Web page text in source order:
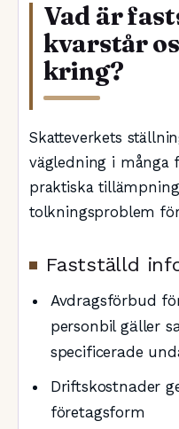
Vad är
kvarstår
kring?
Skatteverkets
vägledning i många
praktiska
tolkningsproblem
Fastställd
Avdragsförbud
personbil gäller
specificerade
Driftskostnader
företagsform